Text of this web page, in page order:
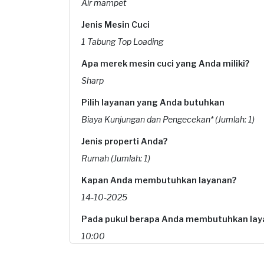
Air mampet
Jenis Mesin Cuci
1 Tabung Top Loading
Apa merek mesin cuci yang Anda miliki?
Sharp
Pilih layanan yang Anda butuhkan
Biaya Kunjungan dan Pengecekan* (Jumlah: 1)
Jenis properti Anda?
Rumah (Jumlah: 1)
Kapan Anda membutuhkan layanan?
14-10-2025
Pada pukul berapa Anda membutuhkan
10:00